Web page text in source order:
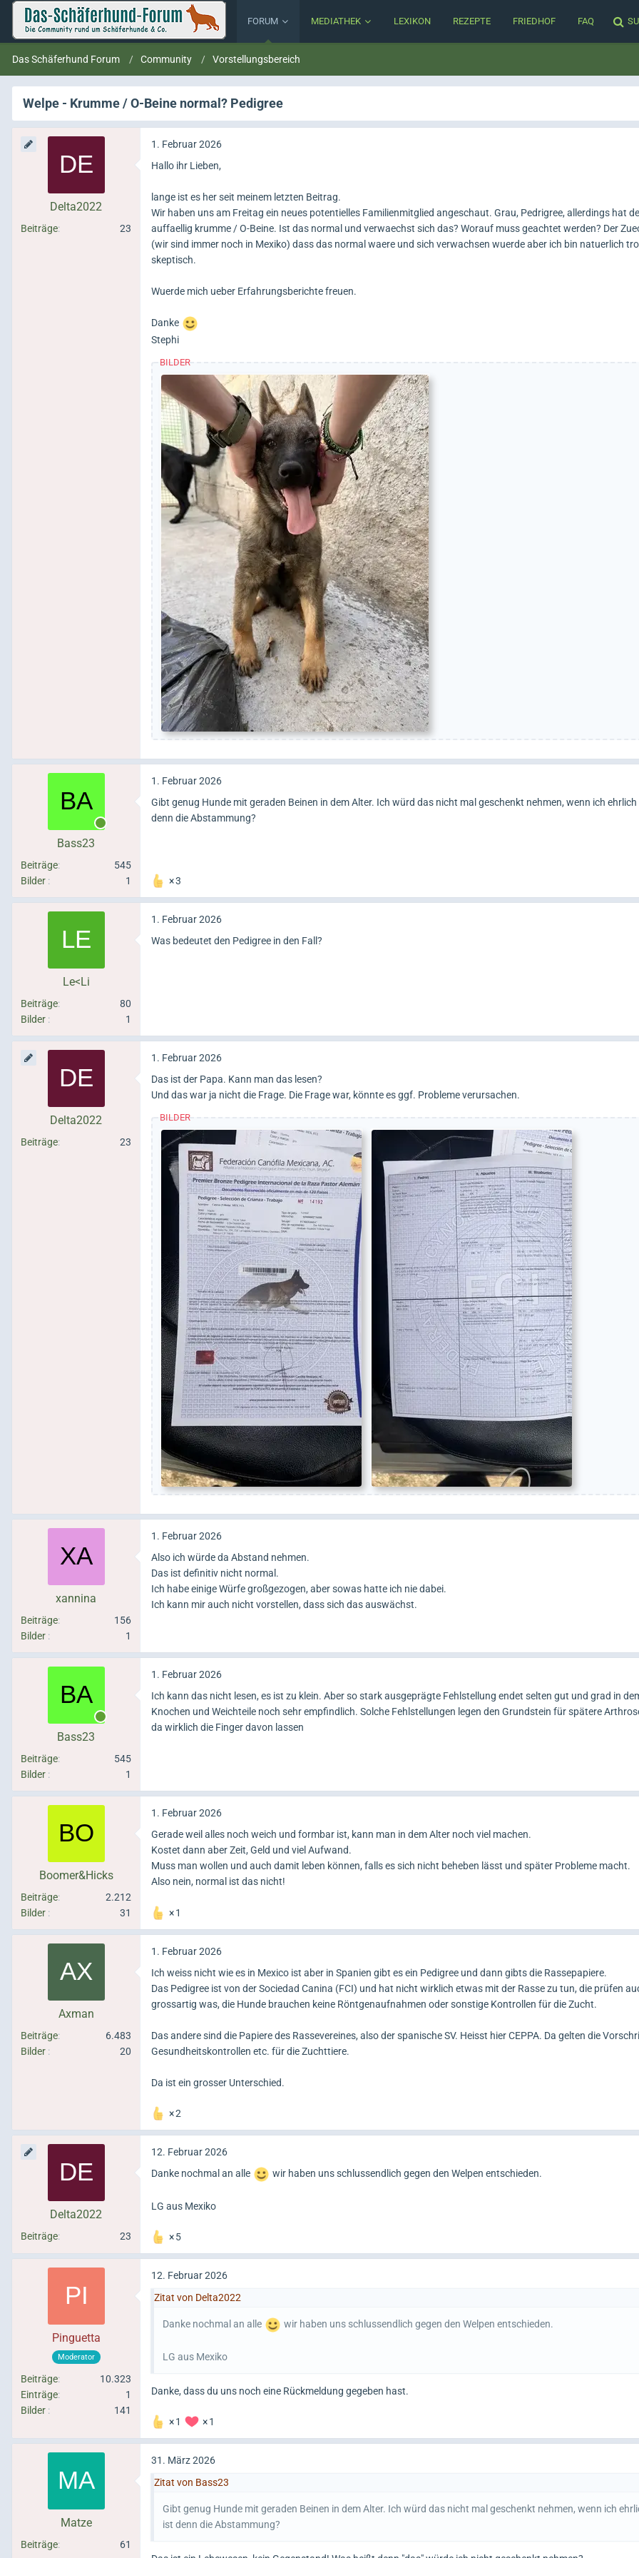
FORUM MEDIATHEK LEXIKON REZEPTE FRIEDHOF FAQ
Das Schäferhund Forum Community Vorstellungsbereich
Welpe - Krumme / O-Beine normal? Pedigree
Delta2022
Beiträge 23
1. Februar 2026
Hallo ihr Lieben,
lange ist es her seit meinem letzten Beitrag.
Wir haben uns am Freitag ein neues potentielles Familienmitglied angeschaut. Grau, Pedrigree, allerdings hat
auffaellig krumme / O-Beine. Ist das normal und verwaechst sich das? Worauf muss geachtet werden? Der
(wir sind immer noch in Mexiko) dass das normal waere und sich verwachsen wuerde aber ich bin natuerlich
skeptisch.
Wuerde mich ueber Erfahrungsberichte freuen.
Danke
Stephi
BILDER
Bass23
Beiträge
545
Bilder
1
1. Februar 2026
Gibt genug Hunde mit geraden Beinen in dem Alter. Ich würd das nicht mal geschenkt nehmen, wenn ich
denn die Abstammung?
3
Le<Li
Beiträge
80
Bilder
1
1. Februar 2026
Was bedeutet den Pedigree in den Fall?
Delta2022
Beiträge 23
1. Februar 2026
Das ist der Papa. Kann man das lesen?
Und das war ja nicht die Frage. Die Frage war, könnte es ggf. Probleme verursachen.
BILDER
xannina
Beiträge
156
Bilder
1
1. Februar 2026
Also ich würde da Abstand nehmen.
Das ist definitiv nicht normal.
Ich habe einige Würfe großgezogen, aber sowas hatte ich nie dabei.
Ich kann mir auch nicht vorstellen, dass sich das auswächst.
Bass23
Beiträge
545
Bilder
1
1. Februar 2026
Ich kann das nicht lesen, es ist zu klein. Aber so stark ausgeprägte Fehlstellung endet selten gut und grad in
Knochen und Weichteile noch sehr empfindlich. Solche Fehlstellungen legen den Grundstein für spätere
da wirklich die Finger davon lassen
Boomer&Hicks
Beiträge
2.212
Bilder
31
1. Februar 2026
Gerade weil alles noch weich und formbar ist, kann man in dem Alter noch viel machen.
Kostet dann aber Zeit, Geld und viel Aufwand.
Muss man wollen und auch damit leben können, falls es sich nicht beheben lässt und später Probleme macht.
Also nein, normal ist das nicht!
1
Axman
Beiträge
6.483
Bilder
20
1. Februar 2026
Ich weiss nicht wie es in Mexico ist aber in Spanien gibt es ein Pedigree und dann gibts die Rassepapiere.
Das Pedigree ist von der Sociedad Canina (FCI) und hat nicht wirklich etwas mit der Rasse zu tun, die prüfen
grossartig was, die Hunde brauchen keine Röntgenaufnahmen oder sonstige Kontrollen für die Zucht.
Das andere sind die Papiere des Rassevereines, also der spanische SV. Heisst hier CEPPA. Da gelten die
Gesundheitskontrollen etc. für die Zuchttiere.
Da ist ein grosser Unterschied.
2
Delta2022
Beiträge 23
12. Februar 2026
Danke nochmal an alle
wir haben uns schlussendlich gegen den Welpen entschieden.
LG aus Mexiko
5
Pinguetta
Moderator
Beiträge
10.323
Einträge
1
Bilder
141
12. Februar 2026
Zitat von Delta2022
Danke nochmal an alle wir haben uns schlussendlich gegen den Welpen entschieden.
LG aus Mexiko
Danke, dass du uns noch eine Rückmeldung gegeben hast.
1 1
Matze
Beiträge 61
31. März 2026
Zitat von Bass23
Gibt genug Hunde mit geraden Beinen in dem Alter. Ich würd das nicht mal geschenkt nehmen, wenn ich
ist denn die Abstammung?